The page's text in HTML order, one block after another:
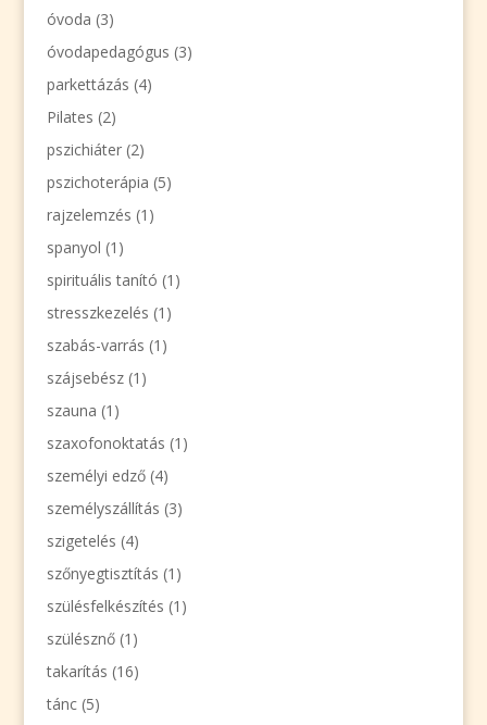
óvoda (3)
óvodapedagógus (3)
parkettázás (4)
Pilates (2)
pszichiáter(2)
pszichoterápia (5)
rajzelemzés (1)
spanyol (1)
spirituális tanító (1)
stresszkezelés (1)
szabás-varrás (1)
szájsebész(1)
szauna (1)
szaxofonoktatás (1)
személyi edző(4)
személyszállítás (3)
szigetelés (4)
szőnyegtisztítás (1)
szülésfelkészítés (1)
szülésznő(1)
takarítás (16)
tánc(5)